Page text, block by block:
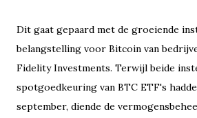
Dit gaat gepaard met de groeiende
belangstelling voor Bitcoin van
Fidelity Investments. Terwijl beide
spotgoedkeuring van BTC ETF's
september, diende de